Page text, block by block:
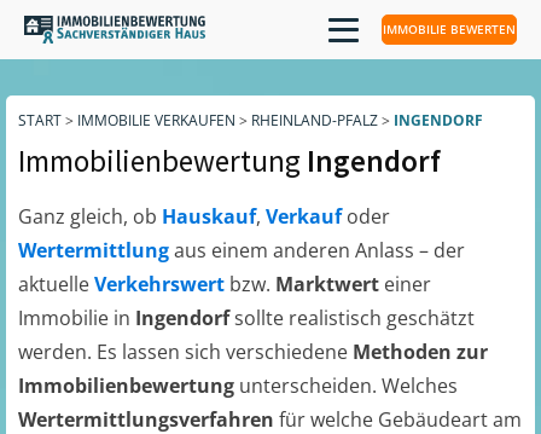
IMMOBILIE BEWERTEN
START> IMMOBILIE VERKAUFEN > RHEINLAND-PFALZ> INGENDORF
Immobilienbewertung Ingendorf
Ganz gleich, ob Hauskauf, Verkaufoder
Wertermittlungaus einem anderen Anlass – der
aktuelleVerkehrswert bzw. Marktwert einer
Immobilie in Ingendorfsollte realistisch geschätzt
werden. Es lassen sich verschiedene Methoden zur
Immobilienbewertung unterscheiden. Welches
Wertermittlungsverfahren für welche Gebäudeart am